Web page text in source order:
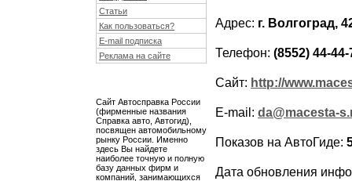
Статьи
Как пользоваться?
E-mail подписка
Реклама на сайте
Сайт Автосправка России
(фирменные названия
Справка авто, Автогид),
посвящен автомобильному
рынку России. Именно
здесь Вы найдете
наиболее точную и полную
базу данных фирм и
компаний, занимающихся
Адрес: г. Волгоград,
Телефон: (8552) 44-
Сайт: http://
E-mail: da@macesta-
Показов на АвтоГиде:
Дата обновления